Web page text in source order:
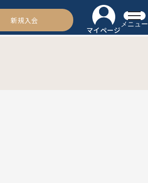
新規入会
マイページ
メニュー